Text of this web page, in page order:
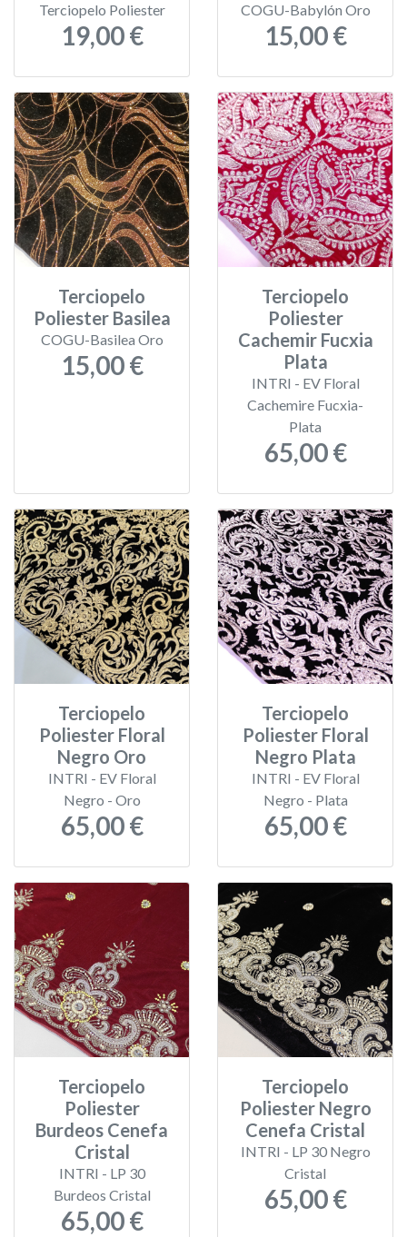
Terciopelo Poliester
19,00 €
COGU-Babylón Oro
15,00 €
Terciopelo
Poliester Basilea
COGU-Basilea Oro
15,00 €
Terciopelo
Poliester
Cachemir Fucxia
Plata
INTRI - EV Floral
Cachemire Fucxia-
Plata
65,00 €
Terciopelo
Poliester Floral
Negro Oro
INTRI - EV Floral
Negro - Oro
65,00 €
Terciopelo
Poliester Floral
Negro Plata
INTRI - EV Floral
Negro - Plata
65,00 €
Terciopelo
Poliester
Burdeos Cenefa
Cristal
INTRI - LP 30
Burdeos Cristal
65,00 €
Terciopelo
Poliester Negro
Cenefa Cristal
INTRI - LP 30 Negro
Cristal
65,00 €